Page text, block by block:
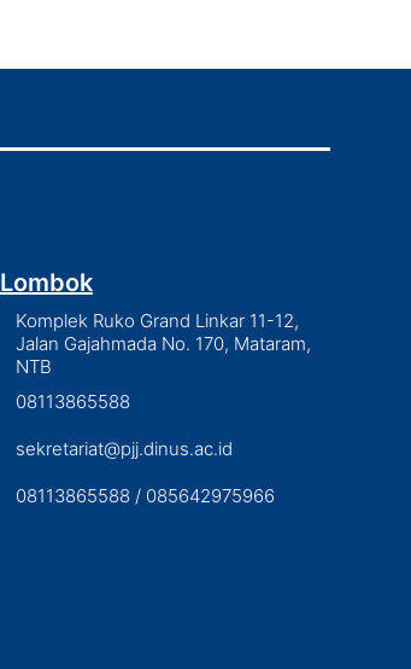
Lombok
Komplek Ruko Grand Linkar 11-12,
Jalan Gajahmada No. 170, Mataram,
NTB
08113865588
sekretariat@pjj.dinus.ac.id
08113865588 / 085642975966